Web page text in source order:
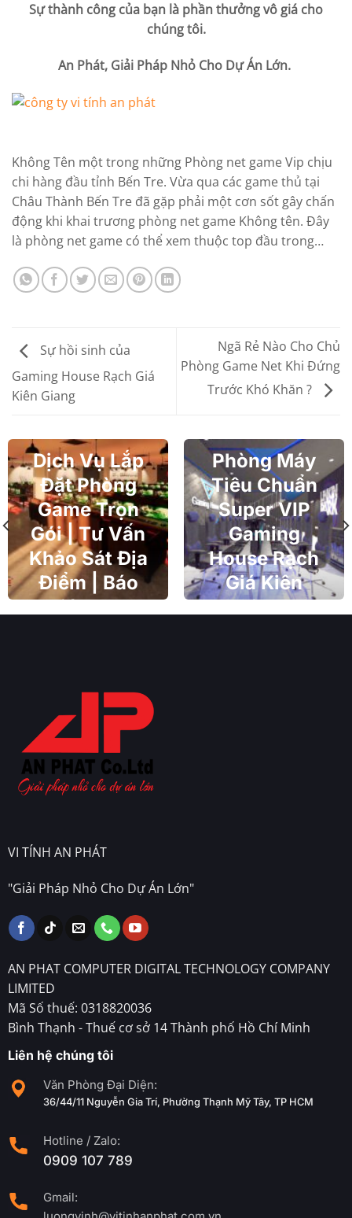
Sự thành công của bạn là phần thưởng vô giá cho
chúng tôi.
An Phát, Giải Pháp Nhỏ Cho Dự Án Lớn.
Không Tên một trong những Phòng net game Vip chịu
chi hàng đầu tỉnh Bến Tre. Vừa qua các game thủ tại
Châu Thành Bến Tre đã gặp phải một cơn sốt gây chấn
động khi khai trương phòng net game Không tên. Đây
là phòng net game có thể xem thuộc top đầu trong…
Sự hồi sinh của
Gaming House Rạch Giá
Kiên Giang
Ngã Rẻ Nào Cho Chủ
Phòng Game Net Khi Đứng
Trước Khó Khăn ?
Dịch Vụ Lắp
Đặt Phòng
Game Trọn
Gói | Tư Vấn
Khảo Sát Địa
Điểm | Báo
Giá Cạnh
Phòng Máy
Tiêu Chuẩn
Super VIP
Gaming
House Rạch
Giá Kiên
Giang
VI TÍNH AN PHÁT
"Giải Pháp Nhỏ Cho Dự Án Lớn"
AN PHAT COMPUTER DIGITAL TECHNOLOGY COMPANY
LIMITED
Mã Số thuế: 0318820036
Bình Thạnh - Thuế cơ sở 14 Thành phố Hồ Chí Minh
Liên hệ chúng tôi
Văn Phòng Đại Diện:
36/44/11 Nguyễn Gia Trí, Phường Thạnh Mỹ Tây, TP HCM
Hotline / Zalo:
0909 107 789
Gmail: